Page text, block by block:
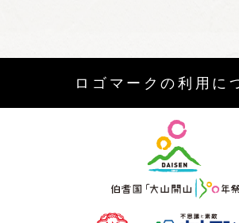
ロゴマークの利用に